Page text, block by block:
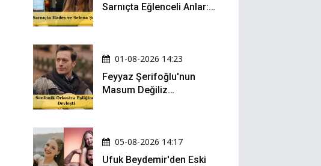
Sarnıçta Eğlenceli Anlar:
01-08-2026 14:23
Feyyaz Şerifoğlu'nun
Masum Değiliz
05-08-2026 14:17
Ufuk Beydemir'den Eski